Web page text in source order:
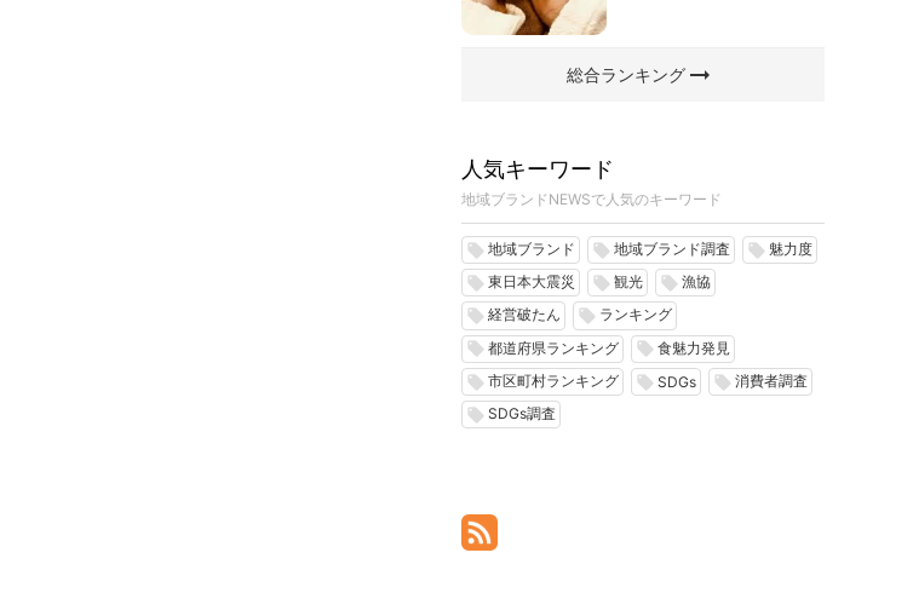
総合ランキングarrow_right_alt
人気キーワード
地域ブランドNEWSで人気のキーワード
local_offer 地域ブランド local_offer 地域ブランド調査 local_offer 魅力度
local_offer 東日本大震災 local_offer 観光 local_offer 漁協
local_offer 経営破たん local_offer ランキング
local_offer 都道府県ランキング local_offer 食魅力発見
local_offer 市区町村ランキング local_offer SDGs local_offer 消費者調査
local_offer SDGs調査